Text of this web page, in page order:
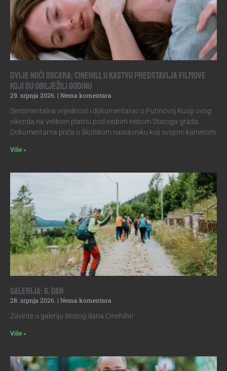
DVIJE NOĆI OSCARA: CINEHILL U KASTVU PREDSTAVLJA FILMOVE
KOJI SU OBILJEŽILI GODINU
29. srpnja 2026.
Nema komentara
Sentimentalna vrijednost i dokumentarac o Putinovoj Rusiji ovog
vikenda na velikom platnu pod vedrim nebom Staroga grada.
Dokumentarna priča o školskom nastavniku koji svojom kamerom
Više »
Galerija: 6. dan
28. srpnja 2026.
Nema komentara
Zavirite u galeriju šestog dana Cinehilla!
Više »